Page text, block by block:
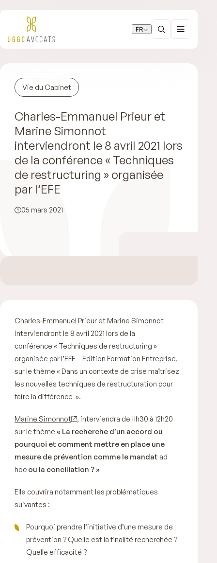
FR
Vie du Cabinet
Charles-Emmanuel Prieur et
Marine Simonnot
interviendront le 8 avril 2021 lors
de la conférence « Techniques
de restructuring » organisée
par l’EFE
05 mars 2021
Charles-Emmanuel Prieur et Marine Simonnot
interviendront le 8 avril 2021 lors de la
conférence « Techniques de restructuring »
organisée par l’EFE – Edition Formation Entreprise,
sur le thème «Dans un contexte de crise maîtrisez
les nouvelles techniques de restructuration pour
faire la différence ».
Marine Simonnot
, interviendra de 11h30 à 12h20
sur le thème « La recherche d’un accord ou
pourquoi et comment mettre en place une
mesure de prévention comme le mandat ad
hoc ou la conciliation ? »
Elle couvrira notamment les problématiques
suivantes :
Pourquoi prendre l’initiative d’une mesure de
prévention ? Quelle est la finalité recherchée ?
Quelle efficacité ?